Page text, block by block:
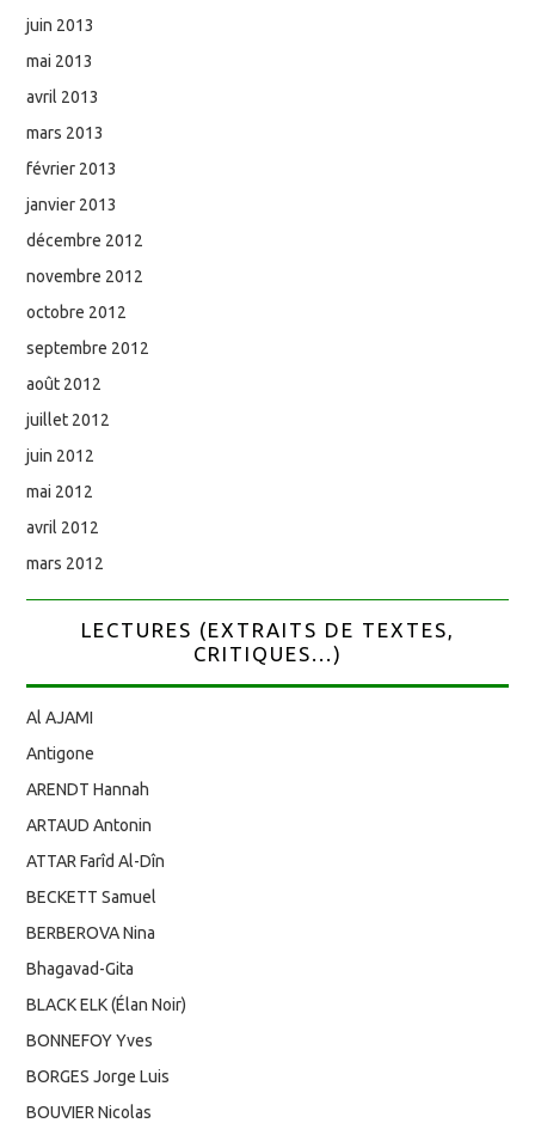
juin 2013
mai 2013
avril 2013
mars 2013
février 2013
janvier 2013
décembre 2012
novembre 2012
octobre 2012
septembre 2012
août 2012
juillet 2012
juin 2012
mai 2012
avril 2012
mars 2012
LECTURES (EXTRAITS DE TEXTES,
CRITIQUES...)
Al AJAMI
Antigone
ARENDT Hannah
ARTAUD Antonin
ATTAR Farîd Al-Dîn
BECKETT Samuel
BERBEROVA Nina
Bhagavad-Gita
BLACK ELK (Élan Noir)
BONNEFOY Yves
BORGES Jorge Luis
BOUVIER Nicolas